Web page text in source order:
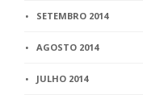
SETEMBRO 2014
AGOSTO 2014
JULHO 2014